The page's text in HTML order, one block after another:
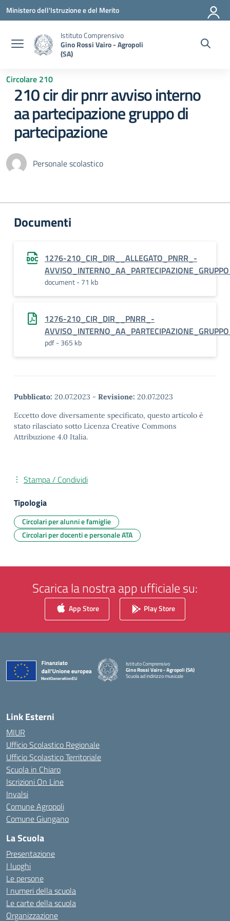
Vai ai contenuti
Vai al menu di navigazione
Vai al footer
Ministero dell'Istruzione e del Merito
Istituto Comprensivo
Gino Rossi Vairo - Agropoli
(SA)
Circolare 210
210 cir dir pnrr avviso interno
aa partecipazione gruppo di
partecipazione
Personale scolastico
Documenti
1276-210_CIR_DIR__ALLEGATO_PNRR_-
document - 71 kb
1276-210_CIR_DIR__PNRR_-
pdf - 365 kb
Pubblicato: 20.07.2023 - Revisione: 20.07.2023
Eccetto dove diversamente specificato, questo articolo è
stato rilasciato sotto Licenza Creative Commons
Attribuzione 4.0 Italia.
Stampa / Condividi
Tipologia
Circolari per alunni e famiglie
Circolari per docenti e personale ATA
Scarica la nostra app ufficiale su:
App Store Play Store
Istituto Comprensivo
Gino Rossi Vairo - Agropoli (SA)
Scuola ad indirizzo musicale
Link Esterni
MIUR
Ufficio Scolastico Regionale
Ufficio Scolastico Territoriale
Scuola in Chiaro
Iscrizioni On Line
Invalsi
Comune Agropoli
Comune Giungano
La Scuola
Presentazione
I luoghi
Le persone
I numeri della scuola
Le carte della scuola
Organizzazione